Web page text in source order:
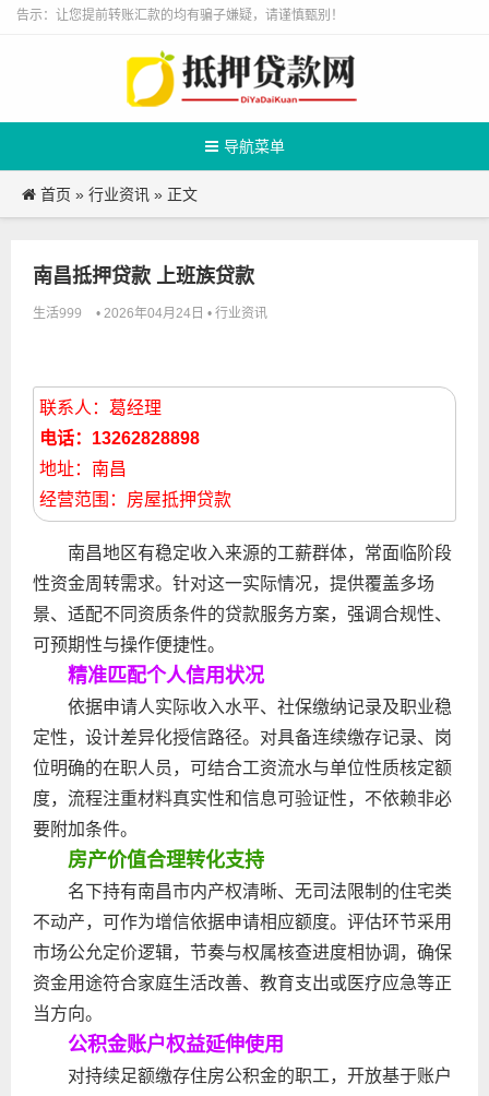
告示：让您提前转账汇款的均有骗子嫌疑，请谨慎甄别！
导航菜单
首页 » 行业资讯 » 正文
南昌抵押贷款 上班族贷款
生活999 • 2026年04月24日 • 行业资讯
联系人：葛经理
电话：13262828898
地址：南昌
经营范围：房屋抵押贷款
南昌地区有稳定收入来源的工薪群体，常面临阶段
性资金周转需求。针对这一实际情况，提供覆盖多场
景、适配不同资质条件的贷款服务方案，强调合规性、
可预期性与操作便捷性。
精准匹配个人信用状况
依据申请人实际收入水平、社保缴纳记录及职业稳
定性，设计差异化授信路径。对具备连续缴存记录、岗
位明确的在职人员，可结合工资流水与单位性质核定额
度，流程注重材料真实性和信息可验证性，不依赖非必
要附加条件。
房产价值合理转化支持
名下持有南昌市内产权清晰、无司法限制的住宅类
不动产，可作为增信依据申请相应额度。评估环节采用
市场公允定价逻辑，节奏与权属核查进度相协调，确保
资金用途符合家庭生活改善、教育支出或医疗应急等正
当方向。
公积金账户权益延伸使用
对持续足额缴存住房公积金的职工，开放基于账户